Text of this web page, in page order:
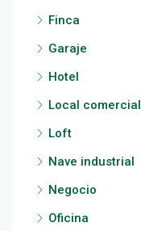
Finca
Garaje
Hotel
Local comercial
Loft
Nave industrial
Negocio
Oficina